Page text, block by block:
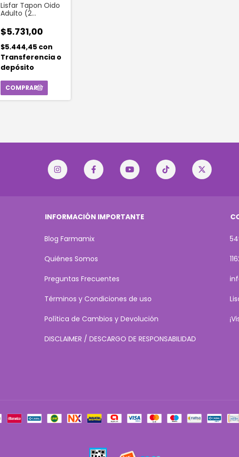
Lisfar Tapon Oido
Adulto (2
$5.731,00
$5.444,45 con
Transferencia o
depósito
INFORMACIÓN IMPORTANTE
Blog Farmamix
Quiénes Somos
Preguntas Frecuentes
Términos y Condiciones de uso
Política de Cambios y Devolución
DISCLAIMER / DESCARGO DE RESPONSABILIDAD